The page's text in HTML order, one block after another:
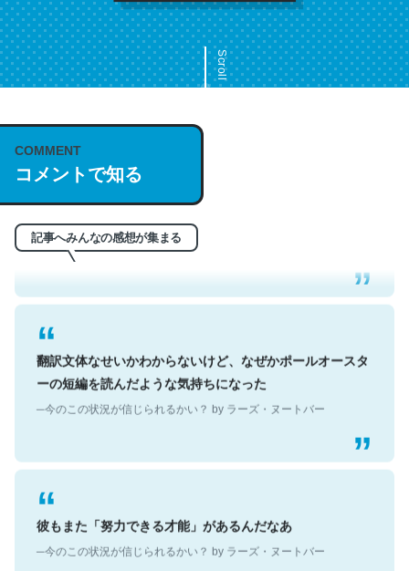
Scroll
COMMENT
コメントで知る
記事へみんなの感想が集まる
これは名文。彼はとてもクレバーなんだろうなと凄く思
う。英語少しでも読める人は原文もお勧め。自分はこの流
れ好き。Let’s Fucking Go. Then Covid hit. Shit.
─今のこの状況が信じられるかい？ by ラーズ・ヌートバー
翻訳文体なせいかわからないけど、なぜかポールオースタ
ーの短編を読んだような気持ちになった
彼もまた「努力できる才能」があるんだなあ